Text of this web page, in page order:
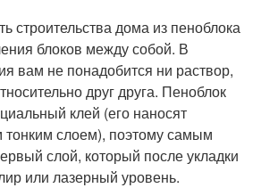
строительства дома из пеноблока
блоков между собой. В
вам не понадобится ни раствор,
друг друга. Пеноблок
клей (его наносят
слоем), поэтому самым
слой, который после укладки
или лазерный уровень.